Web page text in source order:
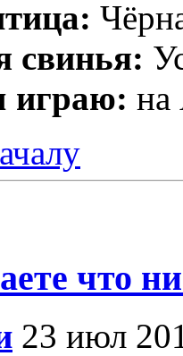
свинья:
играю: на
что
23 июл